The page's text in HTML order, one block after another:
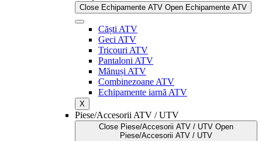
Close Echipamente ATV Open Echipamente ATV
Căști ATV
Geci ATV
Tricouri ATV
Pantaloni ATV
Mănuși ATV
Combinezoane ATV
Echipamente iarnă ATV
X
Piese/Accesorii ATV / UTV
Close Piese/Accesorii ATV / UTV Open
Piese/Accesorii ATV / UTV